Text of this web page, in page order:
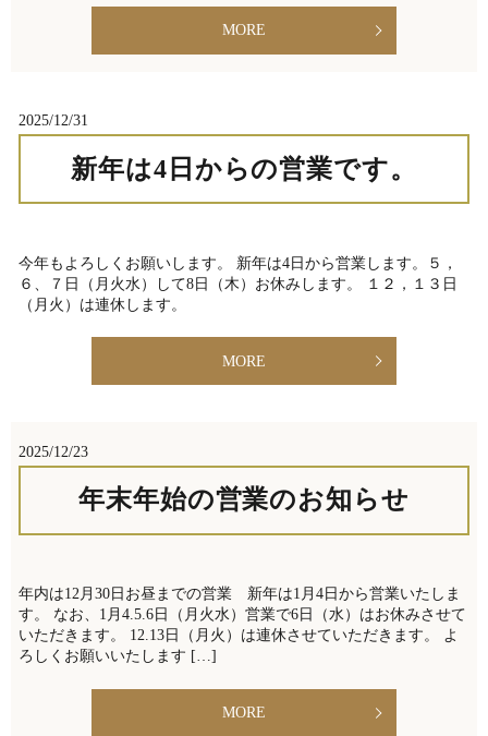
MORE
2025/12/31
新年は4日からの営業です。
今年もよろしくお願いします。 新年は4日から営業します。５，
６、７日（月火水）して8日（木）お休みします。 １２，１３日
（月火）は連休します。
MORE
2025/12/23
年末年始の営業のお知らせ
年内は12月30日お昼までの営業 新年は1月4日から営業いたしま
す。 なお、1月4.5.6日（月火水）営業で6日（水）はお休みさせて
いただきます。 12.13日（月火）は連休させていただきます。 よ
ろしくお願いいたします […]
MORE